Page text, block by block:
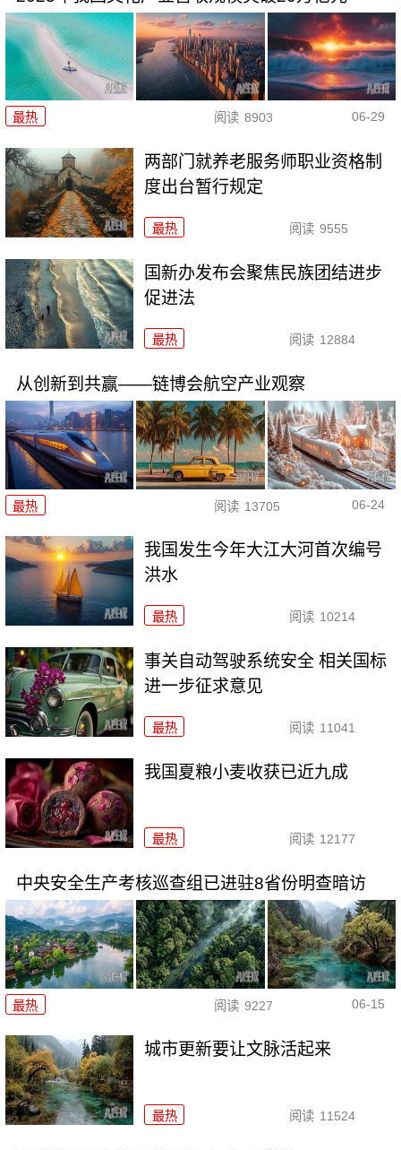
最热 阅读 8903 06-29
两部门就养老服务师职业资格制
度出台暂行规定
最热 阅读 9555
国新办发布会聚焦民族团结进步
促进法
最热 阅读 12884
从创新到共赢——链博会航空产业观察
最热 阅读 13705 06-24
我国发生今年大江大河首次编号
洪水
最热 阅读 10214
事关自动驾驶系统安全 相关国标
进一步征求意见
最热 阅读 11041
我国夏粮小麦收获已近九成
最热 阅读 12177
中央安全生产考核巡查组已进驻8省份明查暗访
最热 阅读 9227 06-15
城市更新要让文脉活起来
最热 阅读 11524